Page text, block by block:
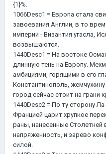
{1}%.
1066Desc1 = Европа стала
завоевания Англии, в то
империи - Византия угасла,
возвышаются.
1440Desc1 = На востоке
длинную тень на Европу.
амбициями, горящими в его
Константинополь,
город сейчас стоит на грани
1440Desc2 = По ту сторону
Францией царит хрупкое
раны, нанесенные Столетней
напряженность, и зарево
силой.